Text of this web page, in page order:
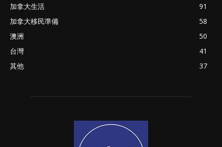
加拿大生活
91
加拿大移民準備
58
澳洲
50
台灣
41
其他
37